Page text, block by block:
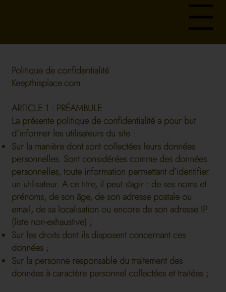
Politique de confidentialité
Keepthisplace.com
ARTICLE 1 : PRÉAMBULE
La présente politique de confidentialité a pour but
d’informer les utilisateurs du site :
Sur la manière dont sont collectées leurs données
personnelles. Sont considérées comme des données
personnelles, toute information permettant d’identifier
un utilisateur. A ce titre, il peut s’agir : de ses noms et
prénoms, de son âge, de son adresse postale ou
email, de sa localisation ou encore de son adresse IP
(liste non-exhaustive) ;
Sur les droits dont ils disposent concernant ces
données ;
Sur la personne responsable du traitement des
données à caractère personnel collectées et traitées ;